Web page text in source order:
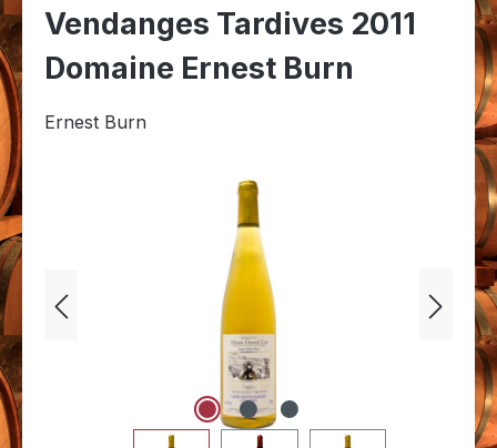
Vendanges Tardives 2011
Domaine Ernest Burn
Ernest Burn
Bildergalerie überspringen